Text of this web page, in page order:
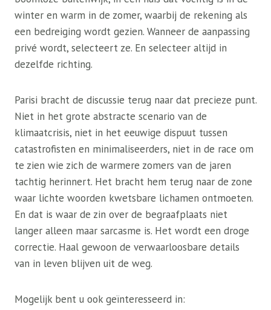
winter en warm in de zomer, waarbij de rekening als
een bedreiging wordt gezien. Wanneer de aanpassing
privé wordt, selecteert ze. En selecteer altijd in
dezelfde richting.
Parisi bracht de discussie terug naar dat precieze punt.
Niet in het grote abstracte scenario van de
klimaatcrisis, niet in het eeuwige dispuut tussen
catastrofisten en minimaliseerders, niet in de race om
te zien wie zich de warmere zomers van de jaren
tachtig herinnert. Het bracht hem terug naar de zone
waar lichte woorden kwetsbare lichamen ontmoeten.
En dat is waar de zin over de begraafplaats niet
langer alleen maar sarcasme is. Het wordt een droge
correctie. Haal gewoon de verwaarloosbare details
van in leven blijven uit de weg.
Mogelijk bent u ook geïnteresseerd in: